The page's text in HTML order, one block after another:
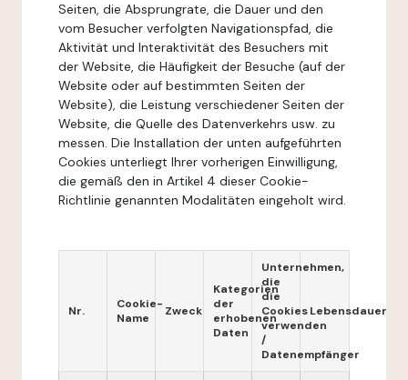
Seiten, die Absprungrate, die Dauer und den
vom Besucher verfolgten Navigationspfad, die
Aktivität und Interaktivität des Besuchers mit
der Website, die Häufigkeit der Besuche (auf der
Website oder auf bestimmten Seiten der
Website), die Leistung verschiedener Seiten der
Website, die Quelle des Datenverkehrs usw. zu
messen. Die Installation der unten aufgeführten
Cookies unterliegt Ihrer vorherigen Einwilligung,
die gemäß den in Artikel 4 dieser Cookie-
Richtlinie genannten Modalitäten eingeholt wird.
Nr.
Cookie-
Name
Zweck
Kategorien
der
erhobenen
Daten
Unternehmen,
die
die
Cookies
verwenden
/
Datenempfänger
Lebensdauer